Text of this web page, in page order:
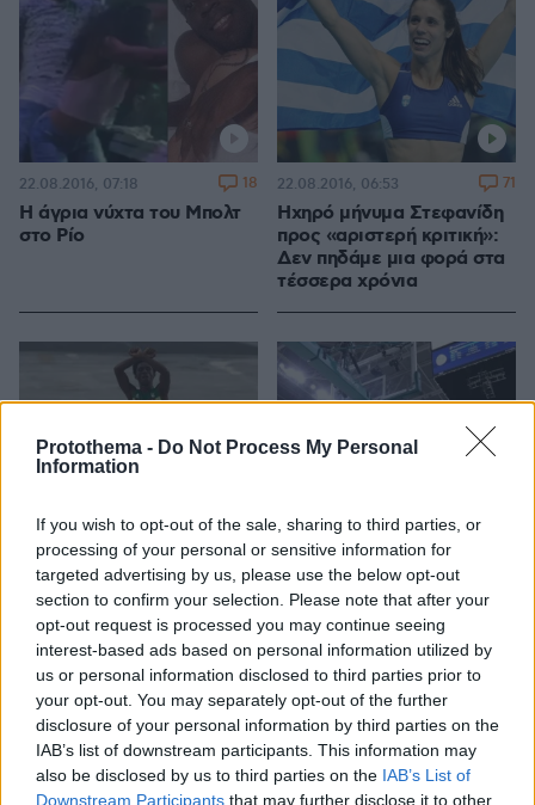
Protothema - Do Not Process My Personal
Information
If you wish to opt-out of the sale, sharing to third parties, or
processing of your personal or sensitive information for
targeted advertising by us, please use the below opt-out
section to confirm your selection. Please note that after your
opt-out request is processed you may continue seeing
interest-based ads based on personal information utilized by
us or personal information disclosed to third parties prior to
your opt-out. You may separately opt-out of the further
disclosure of your personal information by third parties on the
IAB’s list of downstream participants. This information may
also be disclosed by us to third parties on the IAB’s List of
Downstream Participants that may further disclose it to other
Η άγρια νύχτα του Μπολτ
στο Ρίο
22.08.2016, 07:18 18
Ηχηρό μήνυμα Στεφανίδη
προς «αριστερή κριτική»:
Δεν πηδάμε μια φορά στα
τέσσερα χρόνια
22.08.2016, 06:53 71
Βίντεο: Πήρε το ασημένιο
μετάλλιο στον μαραθώνιο
και κινδυνεύει με θανατική
ποινή...
22.08.2016, 00:55
Show time! Οι Αμερικανοί
διέλυσαν την Σερβία με
96-66 στον τελικό του
μπάσκετ
21.08.2016, 23:56